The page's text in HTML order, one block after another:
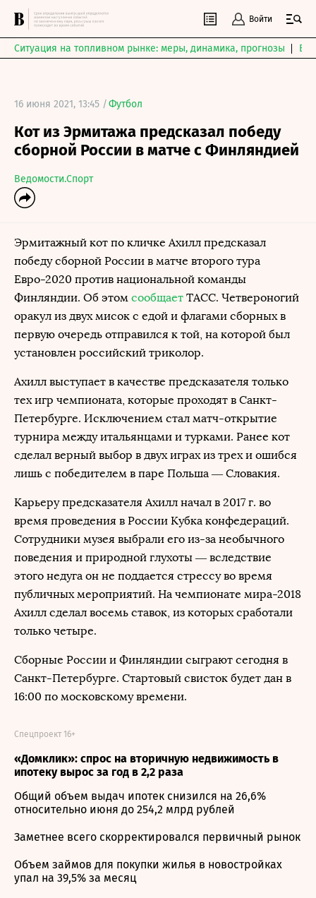
Войти
Ситуация на топливном рынке: меры, динамика, прогнозы
16 июня 2021, 13:45 /Футбол
Кот из Эрмитажа предсказал победу
сборной России в матче с Финляндией
Ведомости.Спорт
Эрмитажный кот по кличке Ахилл предсказал
победу сборной России в матче второго тура
Евро-2020 против национальной команды
Финляндии. Об этом сообщает ТАСС. Четвероногий
оракул из двух мисок с едой и флагами сборных в
первую очередь отправился к той, на которой был
установлен российский триколор.
Ахилл выступает в качестве предсказателя только
тех игр чемпионата, которые проходят в Санкт-
Петербурге. Исключением стал матч-открытие
турнира между итальянцами и турками. Ранее кот
сделал верный выбор в двух играх из трех и ошибся
лишь с победителем в паре Польша — Словакия.
Карьеру предсказателя Ахилл начал в 2017 г. во
время проведения в России Кубка конфедераций.
Сотрудники музея выбрали его из-за необычного
поведения и природной глухоты — вследствие
этого недуга он не поддается стрессу во время
публичных мероприятий. На чемпионате мира-2018
Ахилл сделал восемь ставок, из которых сработали
только четыре.
Сборные России и Финляндии сыграют сегодня в
Санкт-Петербурге. Стартовый свисток будет дан в
16:00 по московскому времени.
«Домклик»: спрос на вторичную недвижимость в
ипотеку вырос за год в 2,2 раза
Спецпроект 16+
Общий объем выдач ипотек снизился на 26,6%
относительно июня до 254,2 млрд рублей
Заметнее всего скорректировался первичный рынок
Объем займов для покупки жилья в новостройках
упал на 39,5% за месяц